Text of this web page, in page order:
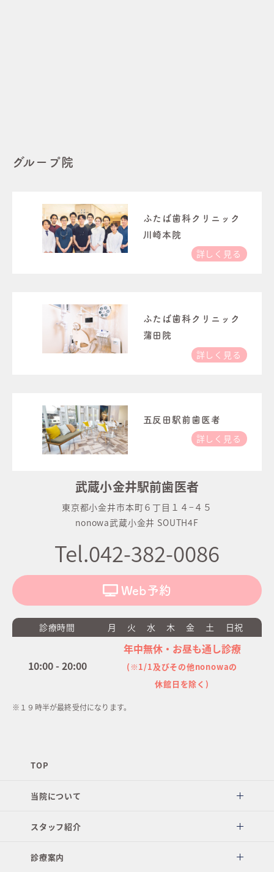
グループ院
ふたば歯科クリニック
川崎本院
詳しく見る
ふたば歯科クリニック
蒲田院
詳しく見る
五反田駅前歯医者
詳しく見る
武蔵小金井駅前歯医者
東京都小金井市本町６丁目１４−４５
nonowa武蔵小金井 SOUTH4F
Tel.042-382-0086
Web予約
診療時間 月 火 水 木 金 土 日祝
10:00 - 20:00
年中無休・お昼も通し診療
(※1/1及びその他nonowaの
休館日を除く)
※１９時半が最終受付になります。
TOP
当院について
スタッフ紹介
診療案内